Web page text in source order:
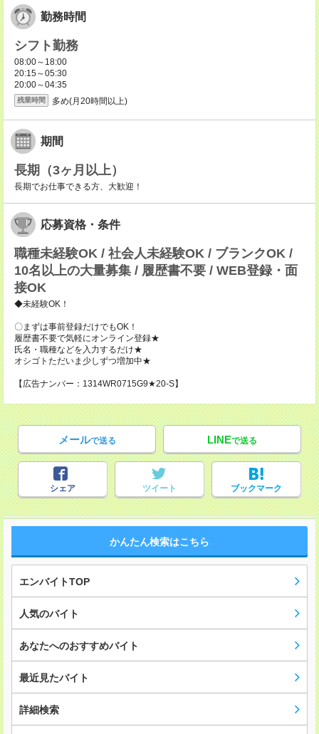
勤務時間
シフト勤務
08:00～18:00
20:15～05:30
20:00～04:35
残業時間 多め(月20時間以上)
期間
長期（3ヶ月以上）
長期でお仕事できる方、大歓迎！
応募資格・条件
職種未経験OK / 社会人未経験OK / ブランクOK /
10名以上の大量募集 / 履歴書不要 / WEB登録・面
接OK
◆未経験OK！
〇まずは事前登録だけでもOK！
履歴書不要で気軽にオンライン登録★
氏名・職種などを入力するだけ★
オシゴトただいま少しずつ増加中★
【広告ナンバー：1314WR0715G9★20-S】
メールで送る LINEで送る
シェア ツイート ブックマーク
かんたん検索はこちら
エンバイトTOP
人気のバイト
あなたへのおすすめバイト
最近見たバイト
詳細検索